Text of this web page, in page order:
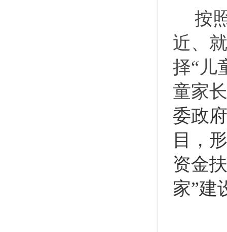
按
近、
择“儿
童家
委政
目，
资金
家”建